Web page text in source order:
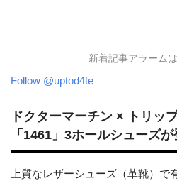
新着記事アラーム
Follow @uptod4te
ドクターマーチン × トリッ
「1461」3ホールシューズが
上質なレザーシューズ（革靴）で